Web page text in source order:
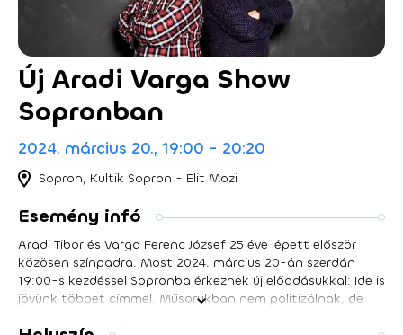
Új Aradi Varga Show
Sopronban
2024. március 20., 19:00 - 20:20
Sopron, Kultik Sopron - Elit Mozi
Esemény infó
Aradi Tibor és Varga Ferenc József 25 éve lépett először
közösen színpadra. Most 2024. március 20-án szerdán
19:00-s kezdéssel Sopronba érkeznek új előadásukkal: Ide is
jövünk többet címmel. Műsorukban nem politizálnak, de